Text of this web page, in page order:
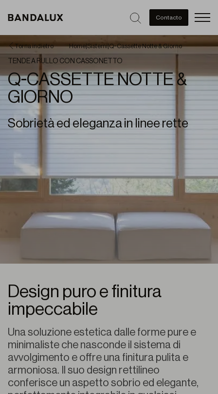
Contacto
Torna indietro Home|Sistemi|Q-Cassette Notte & Giorno
TENDE A RULLO CON CASSONETTO
Q-CASSETTE NOTTE &
GIORNO
Sobrietà ed eleganza in linee rette
Design puro e finitura
impeccabile
Una soluzione estetica dalle forme pure e
minimaliste che nasconde il sistema di
avvolgimento e offre una finitura pulita e
armoniosa. Il suo design rettilineo
conferisce un aspetto sobrio ed elegante,